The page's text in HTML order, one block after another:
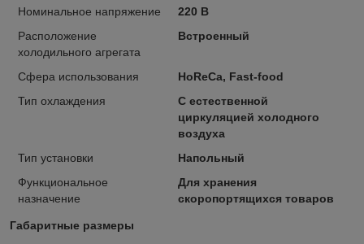
Номинальное напряжение
220 В
Расположение
холодильного агрегата
Встроенный
Сфера использования
HoReCa, Fast-food
Тип охлаждения
С естественной
циркуляцией холодного
воздуха
Тип установки
Напольный
Функциональное
назначение
Для хранения
скоропортящихся товаров
Габаритные размеры